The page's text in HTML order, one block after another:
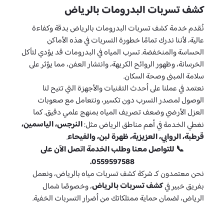
كشف تسربات البدرومات بالرياض
نُقدم خدمة كشف تسربات البدرومات بالرياض بدقة وكفاءة
عالية، لأننا ندرك تمامًا خطورة التسربات في هذه الأماكن
الحساسة والمنخفضة. تسرب المياه في البدرومات قد يؤدي لتآكل
الخرسانة، وظهور الروائح الكريهة، وانتشار العفن، مما يؤثر على
سلامة المبنى وصحة السكان.
نعتمد في عملنا على أحدث التقنيات والأجهزة التي تتيح لنا
الوصول لمصدر التسرب دون تكسير، ونتعامل مع صعوبات
العزل الأرضي وضعف تصريف المياه بمنهج علمي دقيق. كما
نغطي الخدمة في أهم مناطق الرياض مثل:النرجس، الياسمين،
قرطبة، الروابي، العزيزية، ظهرة لبن، والفيحاء.
📞 للتواصل معنا وطلب الخدمة اتصل الآن على
0559597588.
نحن معتمدون كـ شركة كشف تسربات مياه بالرياض، ونعمل
بفريق خبير فيكشف تسربات بالرياض، وخصوصًا شمال
الرياض، لضمان حماية ممتلكاتك من أضرار التسربات الخفية.